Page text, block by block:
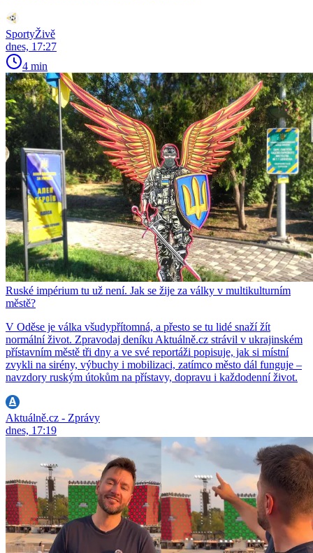
SportyŽivě
dnes, 17:27
4 min
Ruské impérium tu už není. Jak se žije za války v multikulturním
městě?
V Oděse je válka všudypřítomná, a přesto se tu lidé snaží žít
normální život. Zpravodaj deníku Aktuálně.cz strávil v ukrajinském
přístavním městě tři dny a ve své reportáži popisuje, jak si místní
zvykli na sirény, výbuchy i mobilizaci, zatímco město dál funguje –
navzdory ruským útokům na přístavy, dopravu i každodenní život.
Aktuálně.cz - Zprávy
dnes, 17:19